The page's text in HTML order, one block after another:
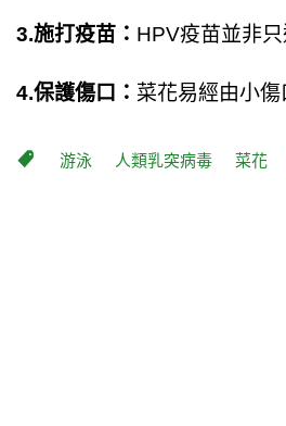
3.施打疫苗： HPV疫苗並非
4.保護傷口： 菜花易經由小
游泳 人類乳突病毒 菜花